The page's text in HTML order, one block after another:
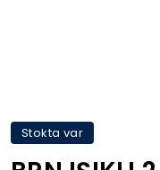
Stokta var